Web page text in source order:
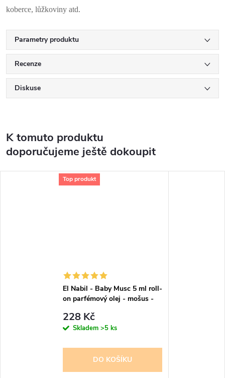
koberce, lůžkoviny atd.
Parametry produktu
Recenze
Diskuse
K tomuto produktu
doporučujeme ještě dokoupit
Top produkt
El Nabil - Baby Musc 5 ml roll-
on parfémový olej - mošus -
228 Kč
Skladem >5 ks
DO KOŠÍKU